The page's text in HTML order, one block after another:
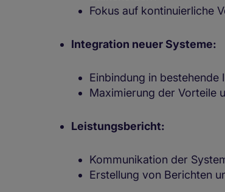
Fokus auf kontinuierliche
Integration neuer Systeme:
Einbindung in bestehende
Maximierung der Vorteile
Leistungsbericht:
Kommunikation der
Erstellung von Berichten